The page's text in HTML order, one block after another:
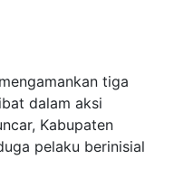
tiga
dalam aksi
Kabupaten
pelaku berinisial